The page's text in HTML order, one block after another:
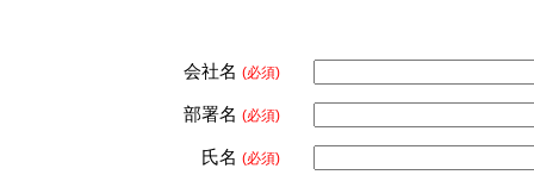
会社名 (必須)
部署名 (必須)
氏名 (必須)